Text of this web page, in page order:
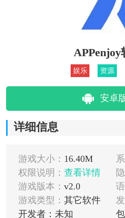
APPenjoy
娱乐 资源
安卓
详细信息
游戏大小： 16.40M
权限说明： 查看详情
游戏版本： v2.0
游戏类型： 其它软件
开发者：未知